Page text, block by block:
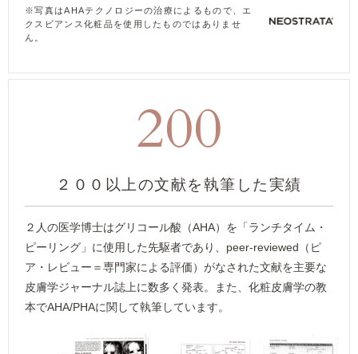
※写真はAHAテクノロジーの治療によるもので、エ
クスビアンス化粧品を使用したものではありませ
ん。
200
２００以上の文献を執筆した実績
２人の医学博士はグリコール酸（AHA）を「ランチタイム・
ピーリング」に使用した先駆者であり、peer-reviewed（ピ
ア・レビュー＝専門家による評価）がなされた文献を主要な
皮膚学ジャーナル誌上に数多く発表。また、化粧皮膚学の教
本でAHA/PHAに関して執筆しています。